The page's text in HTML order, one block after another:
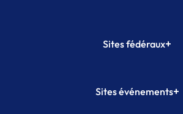
Sites fédéraux+
Plateforme Formation
Sites événements+